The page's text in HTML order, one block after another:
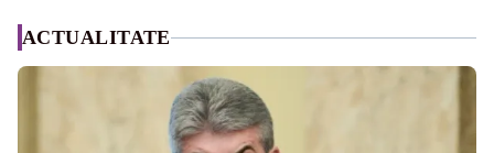
ACTUALITATE